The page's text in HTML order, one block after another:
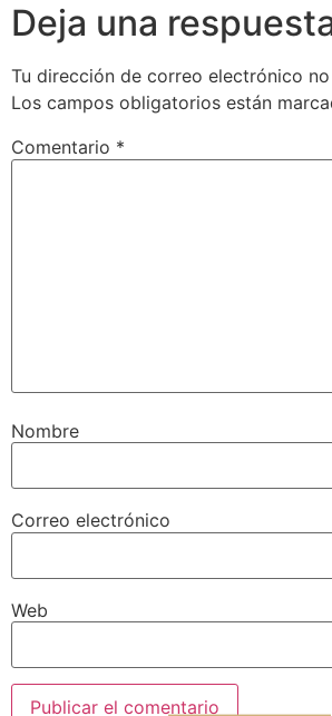
Deja una
Tu dirección de correo electrónico
Los campos obligatorios están
Comentario *
Nombre
Correo electrónico
Web